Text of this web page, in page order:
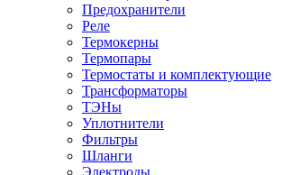
Предохранители
Реле
Термокерны
Термопары
Термостаты и комплектующие
Трансформаторы
ТЭНы
Уплотнители
Фильтры
Шланги
Электроды